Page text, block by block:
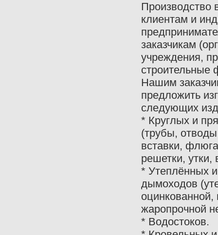
Производство
клиентам и
заказчикам
учреждения,
строительные
Нашим
предложить
следующих
* Круглых и
(трубы,
вставки,
решетки,
* Утеплённых
дымоходов
жаропрочной
* Водостоков.